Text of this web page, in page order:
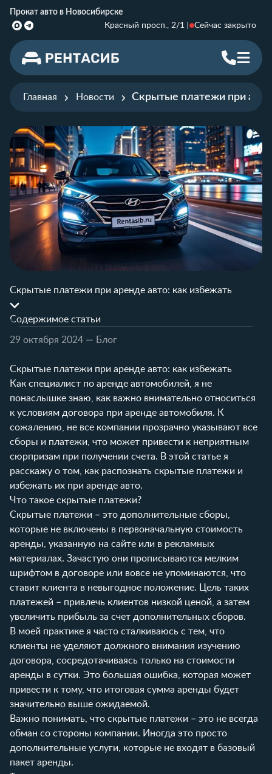
Прокат авто в Новосибирске
Красный просп., 2/1
Сейчас закрыто
Главная Новости Скрытые платежи при
Скрытые платежи при аренде авто: как избежать
Содержимое статьи
29 октября 2024 — Блог
Скрытые платежи при аренде авто: как избежать
Как специалист по аренде автомобилей, я не
понаслышке знаю, как важно внимательно относиться
к условиям договора при аренде автомобиля. К
сожалению, не все компании прозрачно указывают все
сборы и платежи, что может привести к неприятным
сюрпризам при получении счета. В этой статье я
расскажу о том, как распознать скрытые платежи и
избежать их при аренде авто.
Что такое скрытые платежи?
Скрытые платежи – это дополнительные сборы,
которые не включены в первоначальную стоимость
аренды, указанную на сайте или в рекламных
материалах. Зачастую они прописываются мелким
шрифтом в договоре или вовсе не упоминаются, что
ставит клиента в невыгодное положение. Цель таких
платежей – привлечь клиентов низкой ценой, а затем
увеличить прибыль за счет дополнительных сборов.
В моей практике я часто сталкиваюсь с тем, что
клиенты не уделяют должного внимания изучению
договора, сосредотачиваясь только на стоимости
аренды в сутки. Это большая ошибка, которая может
привести к тому, что итоговая сумма аренды будет
значительно выше ожидаемой.
Важно понимать, что скрытые платежи – это не всегда
обман со стороны компании. Иногда это просто
дополнительные услуги, которые не входят в базовый
пакет аренды.